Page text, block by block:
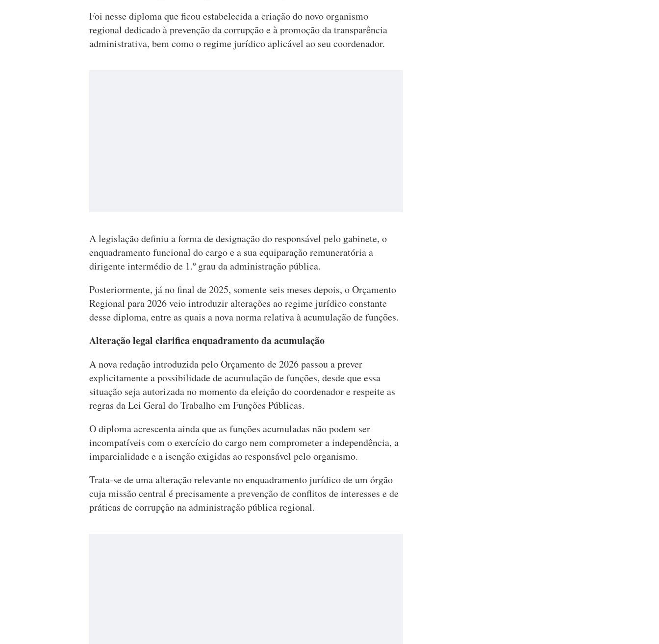
Foi nesse diploma que ficou estabelecida a criação do novo organismo
regional dedicado à prevenção da corrupção e à promoção da transparência
administrativa, bem como o regime jurídico aplicável ao seu coordenador.
A legislação definiu a forma de designação do responsável pelo gabinete, o
enquadramento funcional do cargo e a sua equiparação remuneratória a
dirigente intermédio de 1.º grau da administração pública.
Posteriormente, já no final de 2025, somente seis meses depois, o Orçamento
Regional para 2026 veio introduzir alterações ao regime jurídico constante
desse diploma, entre as quais a nova norma relativa à acumulação de funções.
Alteração legal clarifica enquadramento da acumulação
A nova redação introduzida pelo Orçamento de 2026 passou a prever
explicitamente a possibilidade de acumulação de funções, desde que essa
situação seja autorizada no momento da eleição do coordenador e respeite as
regras da Lei Geral do Trabalho em Funções Públicas.
O diploma acrescenta ainda que as funções acumuladas não podem ser
incompatíveis com o exercício do cargo nem comprometer a independência, a
imparcialidade e a isenção exigidas ao responsável pelo organismo.
Trata-se de uma alteração relevante no enquadramento jurídico de um órgão
cuja missão central é precisamente a prevenção de conflitos de interesses e de
práticas de corrupção na administração pública regional.